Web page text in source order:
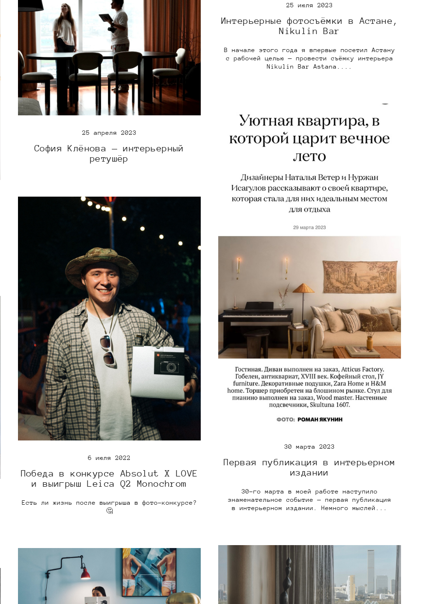
25 июля 2023
Интерьерные фотосъёмки в Астане,
Nikulin Bar
В начале этого года я впервые посетил Астану
с рабочей целью — провести съёмку интерьера
Nikulin Bar Astana....
25 апреля 2023
София Клёнова — интерьерный
ретушёр
30 марта 2023
Первая публикация в интерьерном
издании
30-го марта в моей работе наступило
знаменательное событие — первая публикация
в интерьерном издании. Немного мыслей...
6 июля 2022
Победа в конкурсе Absolut X LOVE
и выигрыш Leica Q2 Monochrom
Есть ли жизнь после выигрыша в фото-конкурсе?
🤔